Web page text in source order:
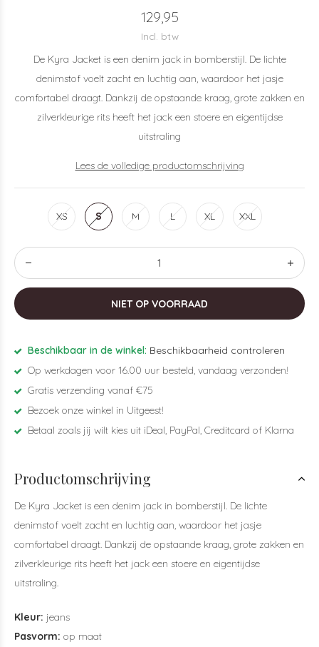
129,95
Incl. btw
De Kyra Jacket is een denim jack in bomberstijl. De lichte
denimstof voelt zacht en luchtig aan, waardoor het jasje
comfortabel draagt. Dankzij de opstaande kraag, grote zakken en
zilverkleurige rits heeft het jack een stoere en eigentijdse
uitstraling
Lees de volledige productomschrijving
XS S M L XL XXL
NIET OP VOORRAAD
Beschikbaar in de winkel: Beschikbaarheid controleren
Op werkdagen voor 16.00 uur besteld, vandaag verzonden!
Gratis verzending vanaf €75
Bezoek onze winkel in Uitgeest!
Betaal zoals jij wilt kies uit iDeal, PayPal, Creditcard of Klarna
Productomschrijving
De Kyra Jacket is een denim jack in bomberstijl. De lichte
denimstof voelt zacht en luchtig aan, waardoor het jasje
comfortabel draagt. Dankzij de opstaande kraag, grote zakken en
zilverkleurige rits heeft het jack een stoere en eigentijdse
uitstraling.
Kleur: jeans
Pasvorm: op maat